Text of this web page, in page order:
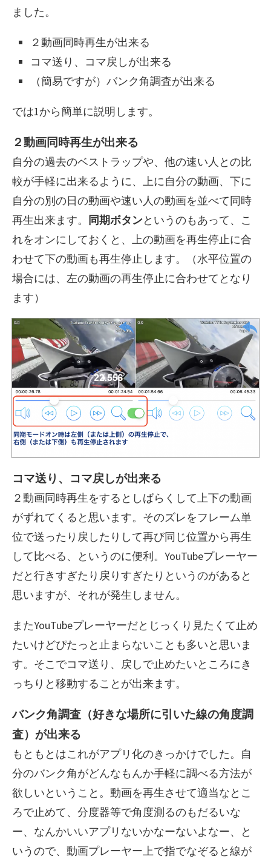
ました。
２動画同時再生が出来る
コマ送り、コマ戻しが出来る
（簡易ですが）バンク角調査が出来る
では1から簡単に説明します。
２動画同時再生が出来る
自分の過去のベストラップや、他の速い人との比
較が手軽に出来るように、上に自分の動画、下に
自分の別の日の動画や速い人の動画を並べて同時
再生出来ます。 同期ボタンというのもあって、こ
れをオンにしておくと、上の動画を再生停止に合
わせて下の動画も再生停止します。（水平位置の
場合には、左の動画の再生停止に合わせてとなり
ます）
コマ送り、コマ戻しが出来る
２動画同時再生をするとしばらくして上下の動画
がずれてくると思います。そのズレをフレーム単
位で送ったり戻したりして再び同じ位置から再生
して比べる、というのに便利。YouTubeプレーヤー
だと行きすぎたり戻りすぎたりというのがあると
思いますが、それが発生しません。
またYouTubeプレーヤーだとじっくり見たくて止め
たいけどぴたっと止まらないことも多いと思いま
す。そこでコマ送り、戻しで止めたいところにき
っちりと移動することが出来ます。
バンク角調査（好きな場所に引いた線の角度調
査）が出来る
もともとはこれがアプリ化のきっかけでした。自
分のバンク角がどんなもんか手軽に調べる方法が
欲しいということ。動画を再生させて適当なとこ
ろで止めて、分度器等で角度測るのもだるいな
ー、なんかいいアプリないかなーないよなー、と
いうので、動画プレーヤー上で指でなぞると線が